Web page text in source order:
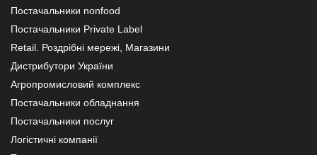
Постачальники nonfood
Постачальники Private Label
Retail. Роздрібні мережі, Магазини
Дистрибутори України
Агропромисловий комплекс
Постачальники обладнання
Постачальники послуг
Логістичні компанії